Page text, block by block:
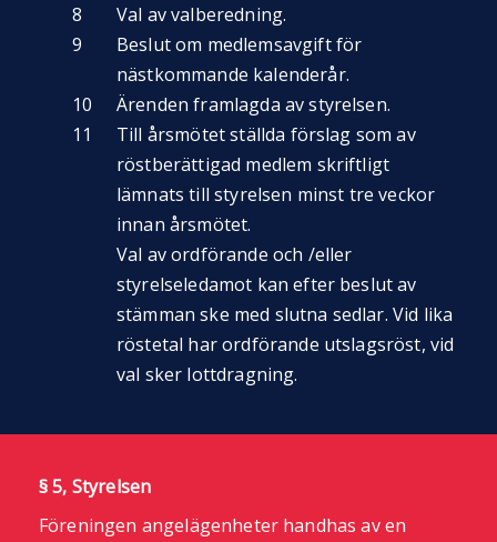
Val av valberedning.
Beslut om medlemsavgift för
nästkommande kalenderår.
Ärenden framlagda av styrelsen.
Till årsmötet ställda förslag som av
röstberättigad medlem skriftligt
lämnats till styrelsen minst tre veckor
innan årsmötet.
Val av ordförande och /eller
styrelseledamot kan efter beslut av
stämman ske med slutna sedlar. Vid lika
röstetal har ordförande utslagsröst, vid
val sker lottdragning.
§ 5, Styrelsen
Föreningen angelägenheter handhas av en